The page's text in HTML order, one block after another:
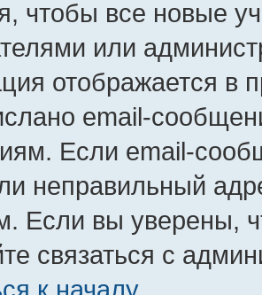
чтобы все новые
или
отображается в
email-
Если email-
неправильный
Если вы уверены,
связаться с
к началу